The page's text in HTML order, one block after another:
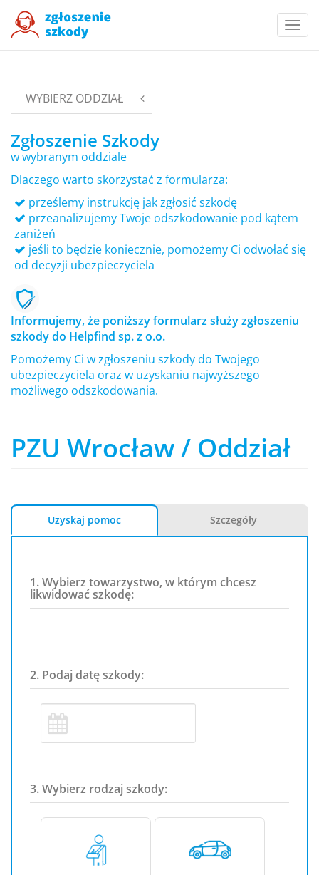
WYBIERZ ODDZIAŁ
Zgłoszenie Szkody
w wybranym oddziale
Dlaczego warto skorzystać z formularza:
prześlemy instrukcję jak zgłosić szkodę
przeanalizujemy Twoje odszkodowanie pod kątem
zaniżeń
jeśli to będzie koniecznie, pomożemy Ci odwołać się
od decyzji ubezpieczyciela
Informujemy, że poniższy formularz służy zgłoszeniu
szkody do Helpfind sp. z o.o.
Pomożemy Ci w zgłoszeniu szkody do Twojego
ubezpieczyciela oraz w uzyskaniu najwyższego
możliwego odszkodowania.
PZU Wrocław / Oddział
Uzyskaj pomoc Szczegóły
1. Wybierz towarzystwo, w którym chcesz
likwidować szkodę:
2. Podaj datę szkody:
3. Wybierz rodzaj szkody: